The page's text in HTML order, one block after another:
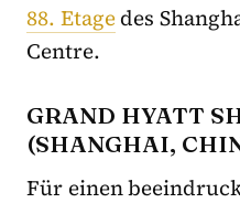
88. Etagedes
Centre.
GRAND HYATT
(SHANGHAI,
Für einen